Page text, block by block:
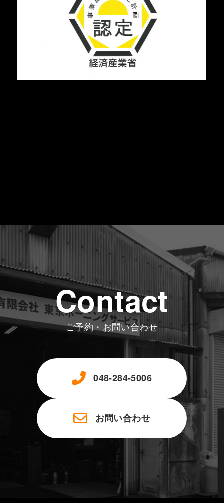
Contact
ご予約・お問い合わせ
048-284-5006
お問い合わせ